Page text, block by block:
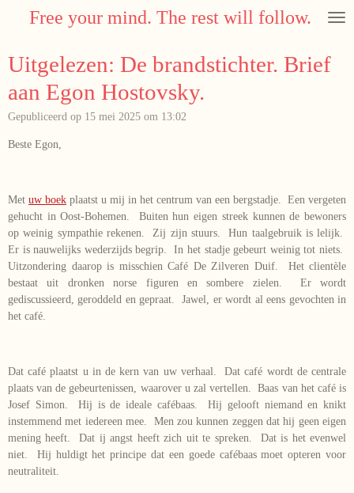
Free your mind. The rest will follow.
Uitgelezen: De brandstichter. Brief
aan Egon Hostovsky.
Gepubliceerd op 15 mei 2025 om 13:02
Beste Egon,
Met uw boek plaatst u mij in het centrum van een bergstadje. Een vergeten
gehucht in Oost-Bohemen. Buiten hun eigen streek kunnen de bewoners
op weinig sympathie rekenen. Zij zijn stuurs. Hun taalgebruik is lelijk.
Er is nauwelijks wederzijds begrip. In het stadje gebeurt weinig tot niets.
Uitzondering daarop is misschien Café De Zilveren Duif. Het clientèle
bestaat uit dronken norse figuren en sombere zielen. Er wordt
gediscussieerd, geroddeld en gepraat. Jawel, er wordt al eens gevochten in
het café.
Dat café plaatst u in de kern van uw verhaal. Dat café wordt de centrale
plaats van de gebeurtenissen, waarover u zal vertellen. Baas van het café is
Josef Simon. Hij is de ideale cafébaas. Hij gelooft niemand en knikt
instemmend met iedereen mee. Men zou kunnen zeggen dat hij geen eigen
mening heeft. Dat ij angst heeft zich uit te spreken. Dat is het evenwel
niet. Hij huldigt het principe dat een goede cafébaas moet opteren voor
neutraliteit.